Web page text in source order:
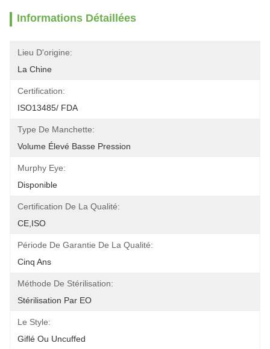
Informations Détaillées
Lieu D'origine:
La Chine
Certification:
ISO13485/ FDA
Type De Manchette:
Volume Élevé Basse Pression
Murphy Eye:
Disponible
Certification De La Qualité:
CE,ISO
Période De Garantie De La Qualité:
Cinq Ans
Méthode De Stérilisation:
Stérilisation Par EO
Le Style:
Giflé Ou Uncuffed